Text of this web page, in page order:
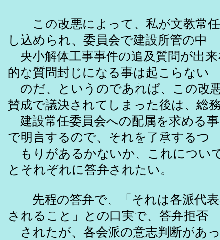
この改悪によって、私が文教常任
し込められ、委員会で建設所管の中
央小解体工事事件の追及質問が出
的な質問封じになる事は起こらない
のだ、というのであれば、この改
賛成で議決されてしまった後は、総
建設常任委員会への配属を求める
で明言するので、それを了承するつ
もりがあるかないか、これについ
とそれぞれに答弁されたい。
先程の答弁で、「それは各派代表
されること」との口実で、答弁拒否
されたが、各会派の意志判断があ